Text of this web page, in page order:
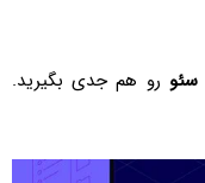
سئورو هم جدی بگیرید.